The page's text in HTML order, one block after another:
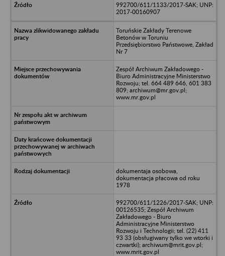
992700/611/1133/2017-SAK; UNP:
2017-00160907
Toruńskie Zakłady Terenowe
Betonów w Toruniu
Przedsiębiorstwo Państwowe, Zakład
Nr 7
Zespół Archiwum Zakładowego -
Biuro Administracyjne Ministerstwo
Rozwoju; tel. 664 489 646, 601 383
809; archiwum@mr.gov.pl;
www.mr.gov.pl
dokumentaja osobowa,
dokumentacja płacowa od roku
1978
992700/611/1226/2017-SAK; UNP:
00126535; Zespół Archiwum
Zakładowego - Biuro
Administracyjne Ministerstwo
Rozwoju i Technologii; tel. (22) 411
93 33 (obsługiwany tylko we wtorki i
czwartki); archiwum@mrit.gov.pl;
www.mrit.gov.pl